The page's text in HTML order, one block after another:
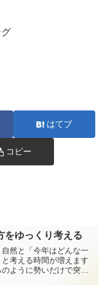
はてブ
コピー
をゆっくり考える
然と「今年はどんな一
考える時間が増えます
ように勢いだけで突っ